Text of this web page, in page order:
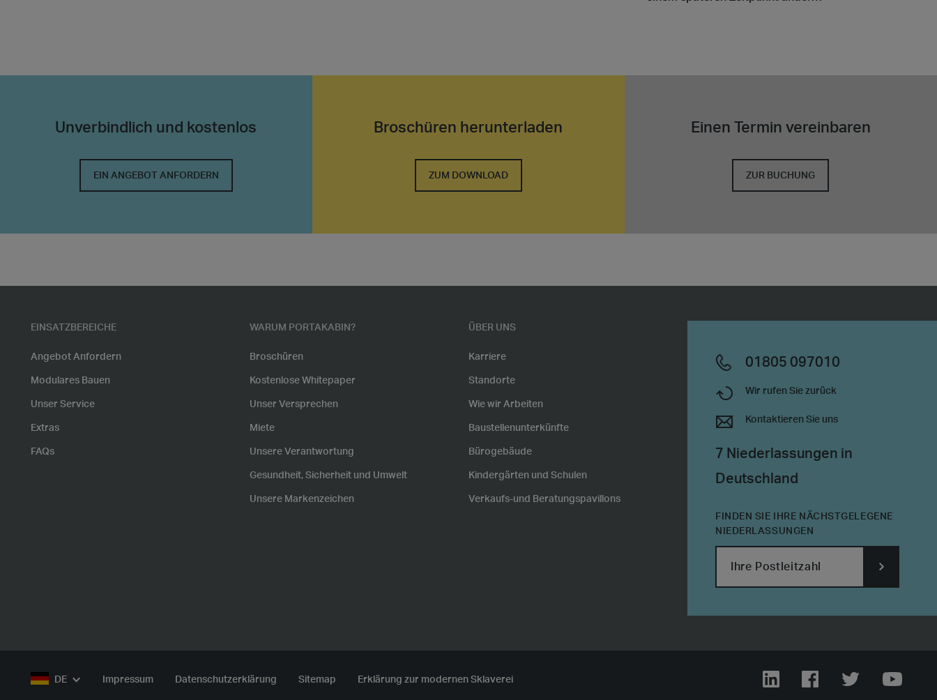
Unverbindlich und kostenlos
EIN ANGEBOT ANFORDERN
Broschüren herunterladen
ZUM DOWNLOAD
Einen Termin vereinbaren
ZUR BUCHUNG
EINSATZBEREICHE
Angebot Anfordern
Modulares Bauen
Unser Service
Extras
FAQs
WARUM PORTAKABIN?
Broschüren
Kostenlose Whitepaper
Unser Versprechen
Miete
Unsere Verantwortung
Gesundheit, Sicherheit und Umwelt
Unsere Markenzeichen
ÜBER UNS
Karriere
Standorte
Wie wir Arbeiten
Baustellenunterkünfte
Bürogebäude
Kindergärten und Schulen
Verkaufs-und Beratungspavillons
01805 097010
Wir rufen Sie zurück
Kontaktieren Sie uns
7 Niederlassungen in
Deutschland
FINDEN SIE IHRE NÄCHSTGELEGENE
NIEDERLASSUNGEN
DE Impressum Datenschutzerklärung Sitemap Erklärung zur modernen Sklaverei Linkedin Facebook Twitter